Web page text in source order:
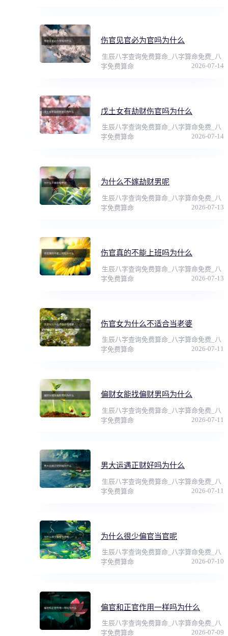
伤官见官必为官吗为什么
生辰八字查询免费算命_八字算命免费_八
字免费算命
2026-07-14
戊土女有劫财伤官吗为什么
生辰八字查询免费算命_八字算命免费_八
字免费算命
2026-07-14
为什么不嫁劫财男呢
生辰八字查询免费算命_八字算命免费_八
字免费算命
2026-07-13
伤官真的不能上班吗为什么
生辰八字查询免费算命_八字算命免费_八
字免费算命
2026-07-13
伤官女为什么不适合当老婆
生辰八字查询免费算命_八字算命免费_八
字免费算命
2026-07-11
偏财女能找偏财男吗为什么
生辰八字查询免费算命_八字算命免费_八
字免费算命
2026-07-11
男大运遇正财好吗为什么
生辰八字查询免费算命_八字算命免费_八
字免费算命
2026-07-11
为什么很少偏官当官呢
生辰八字查询免费算命_八字算命免费_八
字免费算命
2026-07-10
偏官和正官作用一样吗为什么
生辰八字查询免费算命_八字算命免费_八
字免费算命
2026-07-09